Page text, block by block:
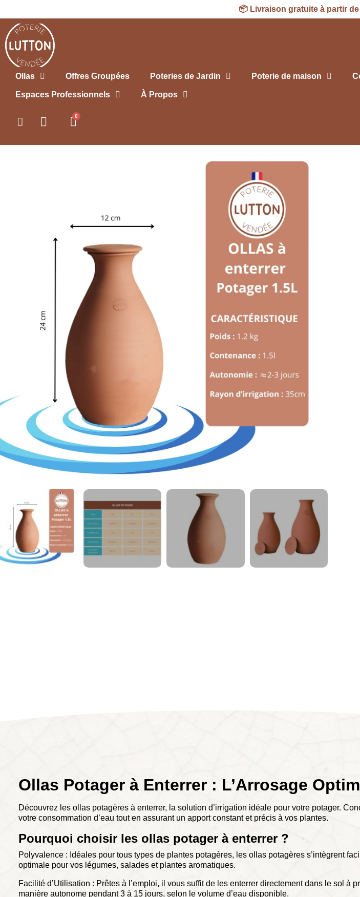
📦 Livraison gratuite à partir de
Ollas Offres Groupées Poteries de Jardin Poterie de maison
Espaces Professionnels À Propos
Ollas Potager à Enterrer : L’Arrosage
Découvrez les ollas potagères à enterrer, la solution d’irrigation idéale pour votre potager.
votre consommation d’eau tout en assurant un apport constant et précis à vos plantes.
Pourquoi choisir les ollas potager à enterrer ?
Polyvalence : Idéales pour tous types de plantes potagères, les ollas potagères s’intègrent
optimale pour vos légumes, salades et plantes aromatiques.
Facilité d’Utilisation : Prêtes à l’emploi, il vous suffit de les enterrer directement dans le sol
manière autonome pendant 3 à 15 jours, selon le volume d’eau disponible.